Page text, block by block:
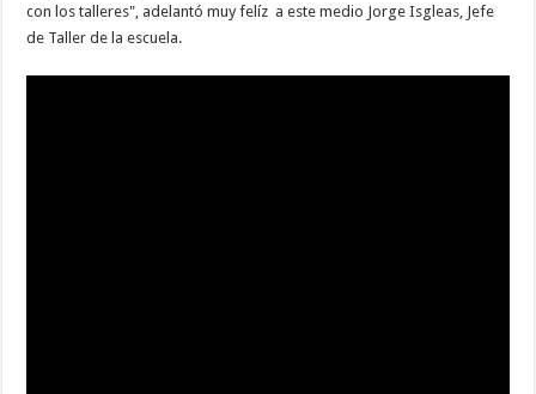
con los talleres", adelantó muy felíz a este medio Jorge Isgleas, Jefe
de Taller de la escuela.